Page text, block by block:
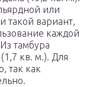
или
такой вариант,
каждой
тамбура
кв. м.). Для
так как